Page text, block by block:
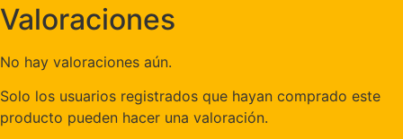
Valoraciones
No hay valoraciones aún.
Solo los usuarios registrados que hayan comprado este
producto pueden hacer una valoración.